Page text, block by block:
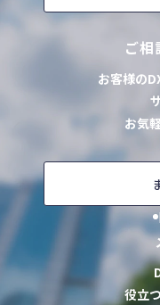
ご相
お客様の
お気
役立